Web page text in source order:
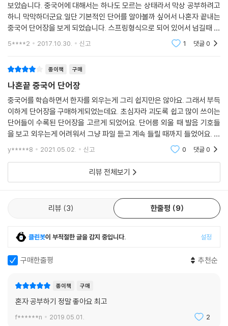
보았습니다. 중국어에 대해서는 하나도 모르는 상태라서 막상 공부하려고
하니 막막하더군요.일단 기본적인 단어를 알아볼까 싶어서 나혼자 끝내는
중국어 단어장을 보게 되었습니다. 스프링형식으로 되어 있어서 넘길때 편
할것 같더군요.책도 알록달록 눈이 피곤하지 않는선에서 편집되어서 질리
5****2 2017.10.30. 신고 1 댓글0
종이책 구매
나혼끝 중국어 단어장
중국어를 학습하면서 한자를 외우는게 그리 쉽지만은 않아요. 그래서 부득
이하게 단어장을 구매하게되었는데요. 초심자라 괴도록 쉽고 많이 쓰이는
단어들이 수록된 단어장을 고르게 되었어요. 단어릉 외울 때 발음 기호들
을 보고 외우는게 어려워서 그냥 파일 듣고 계속 들릴 때까지 들었어요. 중
국어 배우면서 단어 외우기 싫었는데 그래도 기초 단어장으로는 좋은 것
같아요.
y*****8 2021.05.02. 신고 0 댓글0
리뷰 전체보기
리뷰 3 한줄평 9
클린봇이 부적절한 글을 감지 중입니다. 설정
구매한줄평 추천순
종이책 구매
혼자 공부하기 정말 좋아요 최고
f******n 2019.05.01. 2